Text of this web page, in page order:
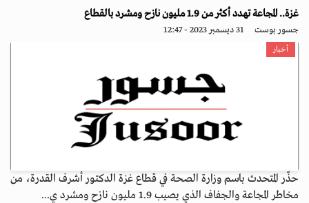
غزة.. المجاعة تهدد أكثر من 1.9 مليون نازح ومشرد بالقطاع
جسور بوست 31 ديسمبر 2023 - 12:47
أخبار
حذّر المتحدث باسم وزارة الصحة في قطاع غزة الدكتور أشرف القدرة، من
مخاطر المجاعة والجفاف الذي يصيب 1.9 مليون نازح ومشرد ي...